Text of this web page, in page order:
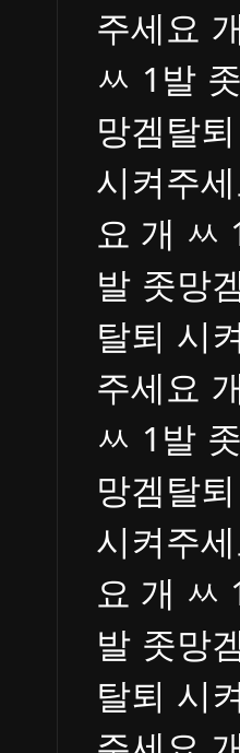
주세요
ㅆ 1발
망겜탈
시켜주
요 개 ㅆ
발 좃망
탈퇴 시
주세요
ㅆ 1발
망겜탈
시켜주
요 개 ㅆ
발 좃망
탈퇴 시